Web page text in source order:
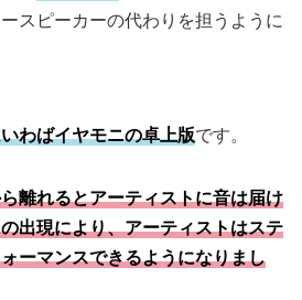
スピーカーの代わりを担うように
わばイヤモニの卓上版です。
離れるとアーティストに音は届け
出現により、アーティストはステ
ーマンスできるようになりまし